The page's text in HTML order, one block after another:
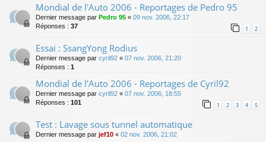
Mondial de l'Auto 2006 - Reportages de Pedro 95
Dernier message par Pedro 95 « 09 nov. 2006, 22:17
Réponses : 37 1 2
Essai : SsangYong Rodius
Dernier message par cyril92 « 07 nov. 2006, 21:20
Réponses : 1
Mondial de l'Auto 2006 - Reportages de Cyril92
Dernier message par cyril92 « 07 nov. 2006, 18:55
Réponses : 101 1 2 3 4 5
Test : Lavage sous tunnel automatique
Dernier message par jef10 « 02 nov. 2006, 21:02